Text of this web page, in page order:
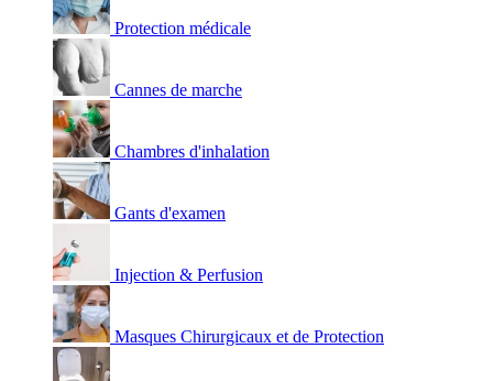
Protection médicale
Cannes de marche
Chambres d'inhalation
Gants d'examen
Injection & Perfusion
Masques Chirurgicaux et de Protection